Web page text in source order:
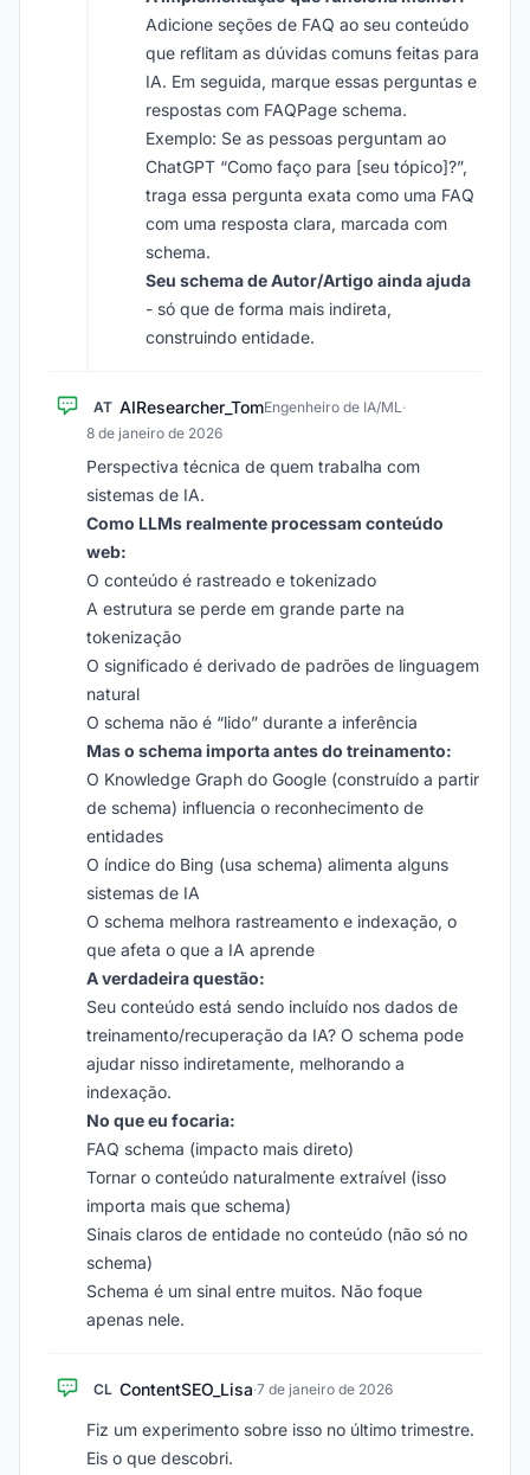
Adicione seções de FAQ ao seu conteúdo
que reflitam as dúvidas comuns feitas para
IA. Em seguida, marque essas perguntas e
respostas com FAQPage schema.
Exemplo: Se as pessoas perguntam ao
ChatGPT “Como faço para [seu tópico]?”,
traga essa pergunta exata como uma FAQ
com uma resposta clara, marcada com
schema.
Seu schema de Autor/Artigo ainda ajuda
- só que de forma mais indireta,
construindo entidade.
AT AIResearcher_TomEngenheiro de IA/ML·
8 de janeiro de 2026
Perspectiva técnica de quem trabalha com
sistemas de IA.
Como LLMs realmente processam conteúdo
web:
O conteúdo é rastreado e tokenizado
A estrutura se perde em grande parte na
tokenização
O significado é derivado de padrões de linguagem
natural
O schema não é “lido” durante a inferência
Mas o schema importa antes do treinamento:
O Knowledge Graph do Google (construído a partir
de schema) influencia o reconhecimento de
entidades
O índice do Bing (usa schema) alimenta alguns
sistemas de IA
O schema melhora rastreamento e indexação, o
que afeta o que a IA aprende
A verdadeira questão:
Seu conteúdo está sendo incluído nos dados de
treinamento/recuperação da IA? O schema pode
ajudar nisso indiretamente, melhorando a
indexação.
No que eu focaria:
FAQ schema (impacto mais direto)
Tornar o conteúdo naturalmente extraível (isso
importa mais que schema)
Sinais claros de entidade no conteúdo (não só no
schema)
Schema é um sinal entre muitos. Não foque
apenas nele.
CL ContentSEO_Lisa·7 de janeiro de 2026
Fiz um experimento sobre isso no último trimestre.
Eis o que descobri.